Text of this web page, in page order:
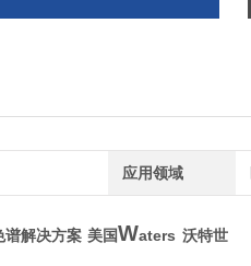
应用领域
谱解决方案 美国Waters 沃特世